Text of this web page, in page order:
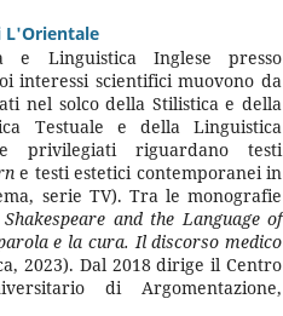
L'Orientale
e Linguistica Inglese presso
interessi scientifici muovono da
nel solco della Stilistica e della
Testuale e della Linguistica
privilegiati riguardano testi
e testi estetici contemporanei in
serie TV). Tra le monografie
and the Language of
e la cura. Il discorso medico
2023). Dal 2018 dirige il Centro
di Argomentazione,